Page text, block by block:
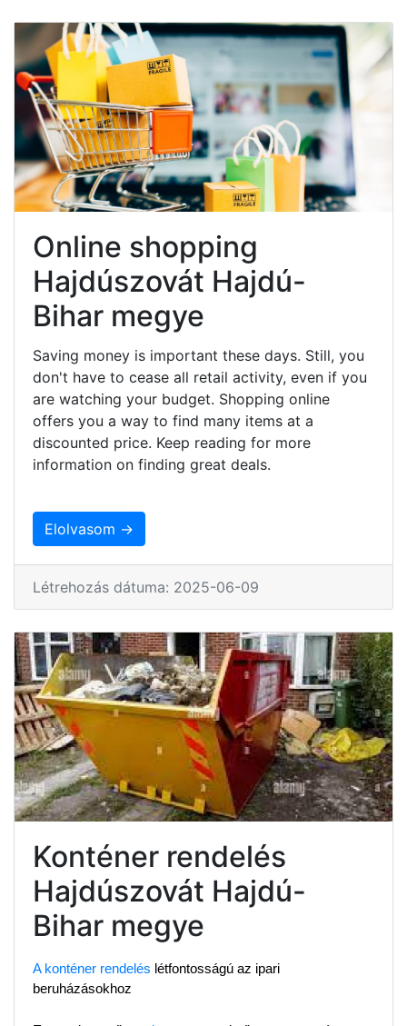
Online shopping
Hajdúszovát Hajdú-
Bihar megye
Saving money is important these days. Still, you
don't have to cease all retail activity, even if you
are watching your budget. Shopping online
offers you a way to find many items at a
discounted price. Keep reading for more
information on finding great deals.
Elolvasom →
Létrehozás dátuma: 2025-06-09
Konténer rendelés
Hajdúszovát Hajdú-
Bihar megye
A konténer rendelés létfontosságú az ipari
beruházásokhoz